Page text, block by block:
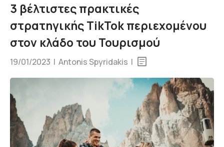
3 βέλτιστες πρακτικές
στρατηγικής TikTok περιεχομένου
στον κλάδο του Τουρισμού
19/01/2023 | Antonis Spyridakis |